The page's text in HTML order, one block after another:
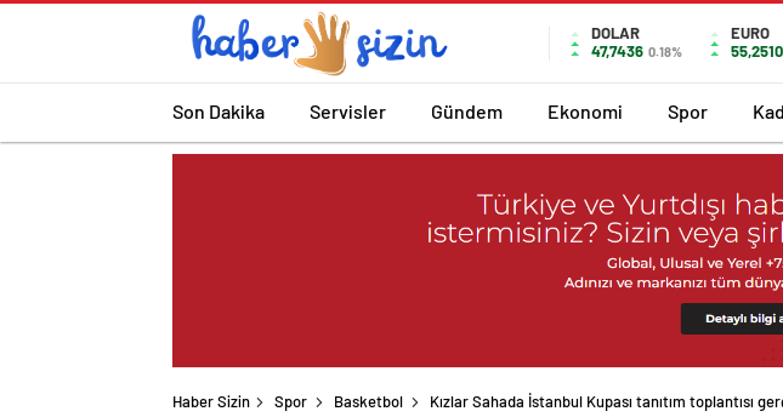
DOLAR
47,7436 0.18%
EURO
55,2510
Son Dakika Servisler Gündem Ekonomi Spor
Haber Sizin Spor Basketbol Kızlar Sahada İstanbul Kupası tanıtım toplantısı